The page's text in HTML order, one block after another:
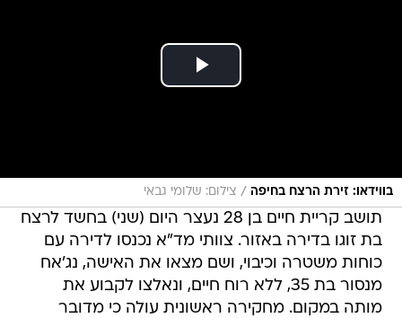
בווידאו: זירת הרצח בחיפה / צילום: שלומי גבאי
תושב קריית חיים בן 28 נעצר היום (שני) בחשד לרצח
בת זוגו בדירה באזור. צוותי מד"א נכנסו לדירה עם
כוחות משטרה וכיבוי, ושם מצאו את האישה, נג'אח
מנסור בת 35, ללא רוח חיים, ונאלצו לקבוע את
מותה במקום. מחקירה ראשונית עולה כי מדובר